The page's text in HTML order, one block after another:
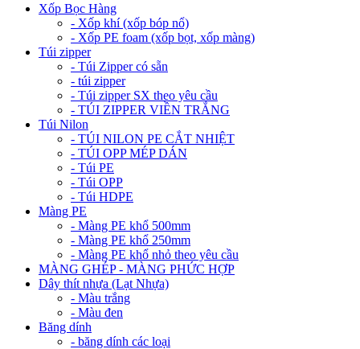
Xốp Bọc Hàng
- Xốp khí (xốp bóp nổ)
- Xốp PE foam (xốp bọt, xốp màng)
Túi zipper
- Túi Zipper có sẵn
- túi zipper
- Túi zipper SX theo yêu cầu
- TÚI ZIPPER VIỀN TRẮNG
Túi Nilon
- TÚI NILON PE CẮT NHIỆT
- TÚI OPP MÉP DÁN
- Túi PE
- Túi OPP
- Túi HDPE
Màng PE
- Màng PE khổ 500mm
- Màng PE khổ 250mm
- Màng PE khổ nhỏ theo yêu cầu
MÀNG GHÉP - MÀNG PHỨC HỢP
Dây thít nhựa (Lạt Nhựa)
- Màu trắng
- Màu đen
Băng dính
- băng dính các loại